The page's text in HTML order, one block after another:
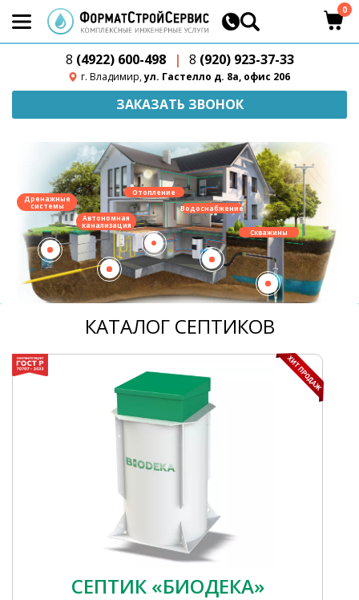
8 (4922) 600-498 | 8 (920) 923-37-33
г. Владимир,ул. Гастелло д. 8а, офис 206
0
ЗАКАЗАТЬ ЗВОНОК
Дренажные
системы
Автономная
канализация
Отопление
Водоснабжение
Скважины
КАТАЛОГ СЕПТИКОВ
СЕПТИК «БИОДЕКА»